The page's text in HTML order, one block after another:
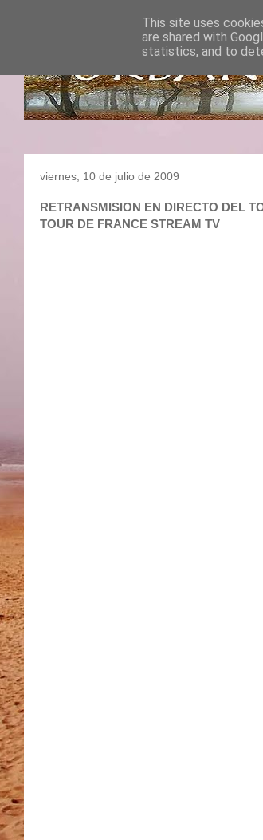
viernes, 10 de julio de 2009
RETRANSMISION EN DIRECTO DEL
TOUR DE FRANCE STREAM TV
This site uses
are shared with
statistics, and to